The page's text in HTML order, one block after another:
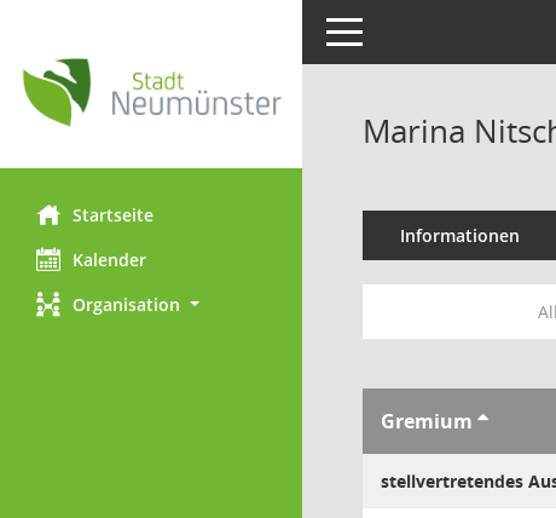
Startseite
Kalender
Organisation
Toggle navigation
Marina
Informationen
Gremium
stellvertretendes